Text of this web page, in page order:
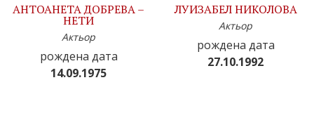
АНТОАНЕТА ДОБРЕВА –
НЕТИ
Актьор
рождена дата
14.09.1975
ЛУИЗАБЕЛ НИКОЛОВА
Актьор
рождена дата
27.10.1992